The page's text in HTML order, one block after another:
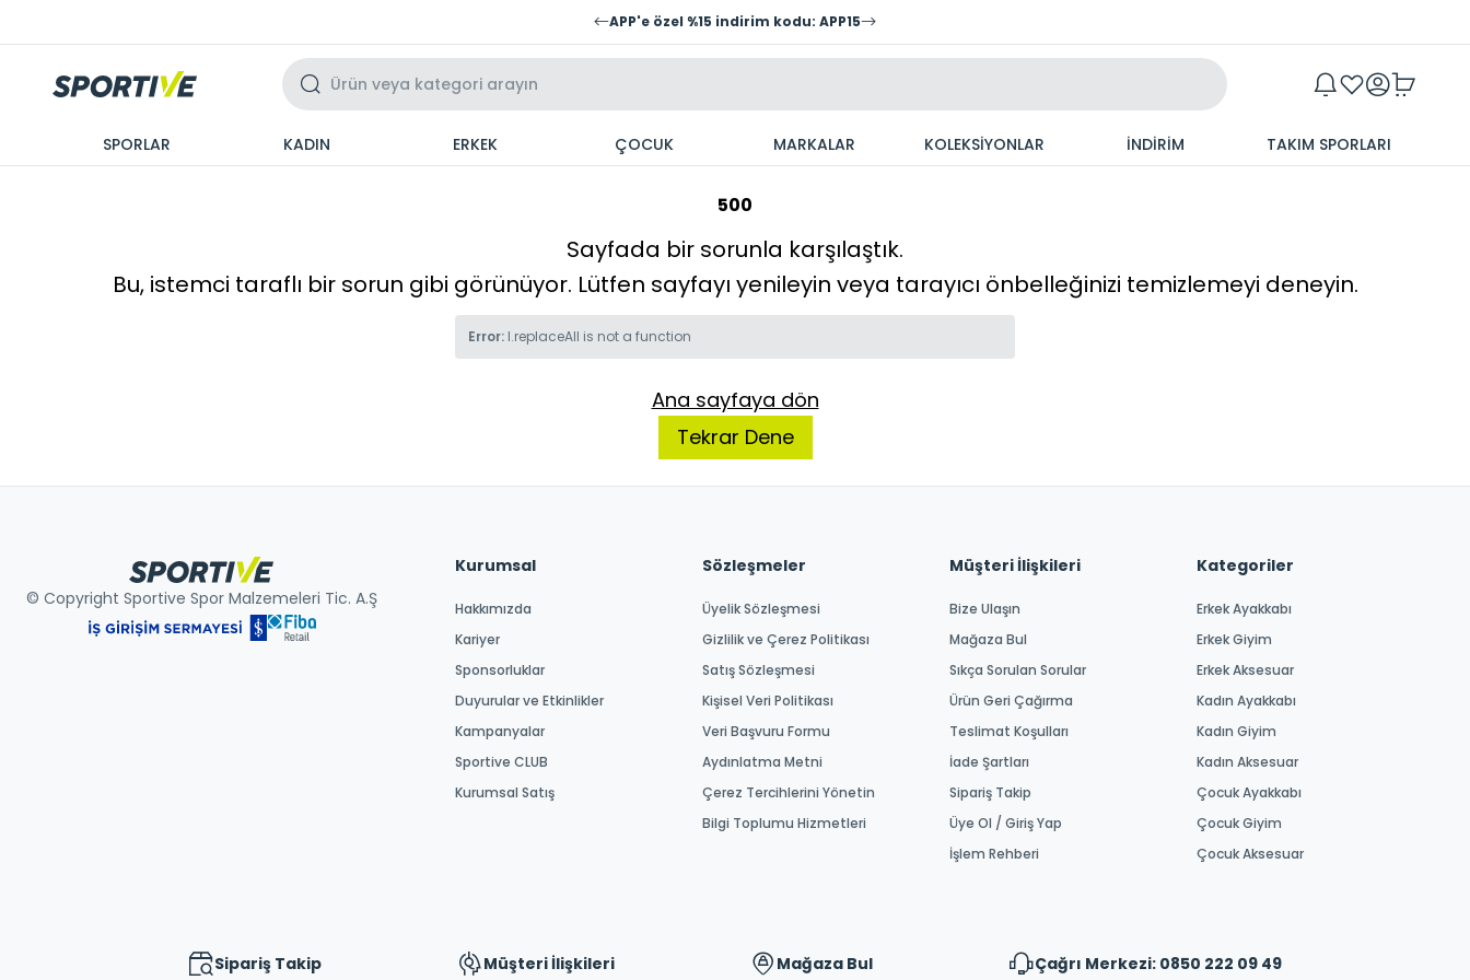
APP'e özel %15 indirim kodu: APP15
SPORLAR KADIN ERKEK ÇOCUK MARKALAR KOLEKSİYONLAR İNDİRİM TAKIM SPORLARI
500
Sayfada bir sorunla karşılaştık.
Bu, istemci taraflı bir sorun gibi görünüyor. Lütfen sayfayı yenileyin veya tarayıcı önbelleğinizi temizlemeyi deneyin.
Error: l.replaceAll is not a function
Ana sayfaya dön
Tekrar Dene
© Copyright Sportive Spor Malzemeleri Tic. A.Ş
Kurumsal
Hakkımızda
Kariyer
Sponsorluklar
Duyurular ve Etkinlikler
Kampanyalar
Sportive CLUB
Kurumsal Satış
Sözleşmeler
Üyelik Sözleşmesi
Gizlilik ve Çerez Politikası
Satış Sözleşmesi
Kişisel Veri Politikası
Veri Başvuru Formu
Aydınlatma Metni
Çerez Tercihlerini Yönetin
Bilgi Toplumu Hizmetleri
Müşteri İlişkileri
Bize Ulaşın
Mağaza Bul
Sıkça Sorulan Sorular
Ürün Geri Çağırma
Teslimat Koşulları
İade Şartları
Sipariş Takip
Üye Ol / Giriş Yap
İşlem Rehberi
Kategoriler
Erkek Ayakkabı
Erkek Giyim
Erkek Aksesuar
Kadın Ayakkabı
Kadın Giyim
Kadın Aksesuar
Çocuk Ayakkabı
Çocuk Giyim
Çocuk Aksesuar
Sipariş Takip Müşteri İlişkileri Mağaza Bul Çağrı Merkezi: 0850 222 09 49